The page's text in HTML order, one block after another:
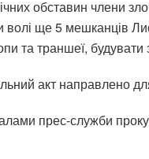
обставин члени
волі ще 5 мешканців
та траншеї,
акт направлено для
прес-служби